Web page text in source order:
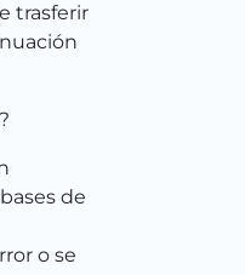
trasferir
de
o se